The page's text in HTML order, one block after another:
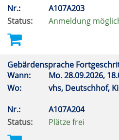
Nr.:
A107A203
Status:
Anmeldung
Gebärdensprache
Wann:
Mo.28.09.2026,
Wo:
vhs, Deutschhof,
Nr.:
A107A204
Status:
Plätze frei